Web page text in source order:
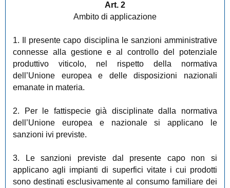
Art. 2
Ambito di applicazione
1. Il presente capo disciplina le sanzioni amministrative
connesse alla gestione e al controllo del potenziale
produttivo viticolo, nel rispetto della normativa
dell’Unione europea e delle disposizioni nazionali
emanate in materia.
2. Per le fattispecie già disciplinate dalla normativa
dell’Unione europea e nazionale si applicano le
sanzioni ivi previste.
3. Le sanzioni previste dal presente capo non si
applicano agli impianti di superfici vitate i cui prodotti
sono destinati esclusivamente al consumo familiare dei